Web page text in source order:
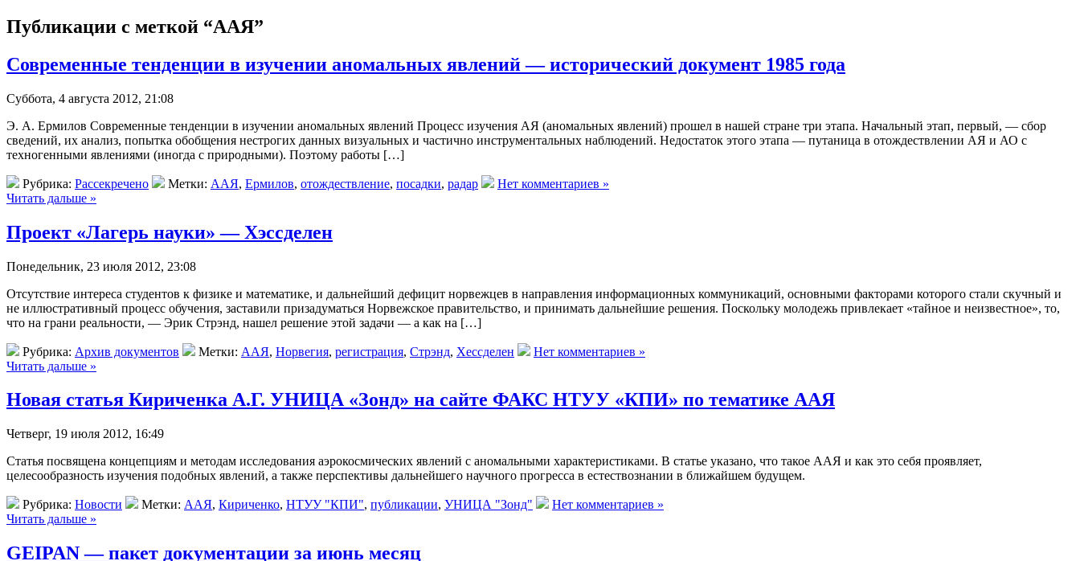
Публикации с меткой “ААЯ”
Современные тенденции в изучении аномальных явлений — исторический документ 1985 года
Суббота, 4 августа 2012, 21:08
Э. А. Ермилов Современные тенденции в изучении аномальных явлений Процесс изучения АЯ (аномальных явлений) прошел в нашей стране три этапа. Начальный этап, первый, — сбор
сведений, их анализ, попытка обобщения нестрогих данных визуальных и частично инструментальных наблюдений. Недостаток этого этапа — путаница в отождествлении АЯ и АО с
техногенными явлениями (иногда с природными). Поэтому работы […]
Рубрика: Рассекречено Метки: ААЯ, Ермилов, отождествление, посадки, радар
Нет комментариев »
Читать дальше »
Проект «Лагерь науки» — Хэссделен
Понедельник, 23 июля 2012, 23:08
Отсутствие интереса студентов к физике и математике, и дальнейший дефицит норвежцев в направления информационных коммуникаций, основными факторами которого стали скучный и
не иллюстративный процесс обучения, заставили призадуматься Норвежское правительство, и принимать дальнейшие решения. Поскольку молодежь привлекает «тайное и неизвестное», то,
что на грани реальности, — Эрик Стрэнд, нашел решение этой задачи — а как на […]
Рубрика: Архив документов Метки: ААЯ, Норвегия, регистрация, Стрэнд, Хессделен
Нет комментариев »
Читать дальше »
Новая статья Кириченка А.Г. УНИЦА «Зонд» на сайте ФАКС НТУУ «КПИ» по тематике ААЯ
Четверг, 19 июля 2012, 16:49
Статья посвящена концепциям и методам исследования аэрокосмических явлений с аномальными характеристиками. В статье указано, что такое ААЯ и как это себя проявляет,
целесообразность изучения подобных явлений, а также перспективы дальнейшего научного прогресса в естествознании в ближайшем будущем.
Рубрика: Новости Метки: ААЯ, Кириченко, НТУУ "КПИ", публикации, УНИЦА "Зонд"
Нет комментариев »
Читать дальше »
GEIPAN — пакет документации за июнь месяц